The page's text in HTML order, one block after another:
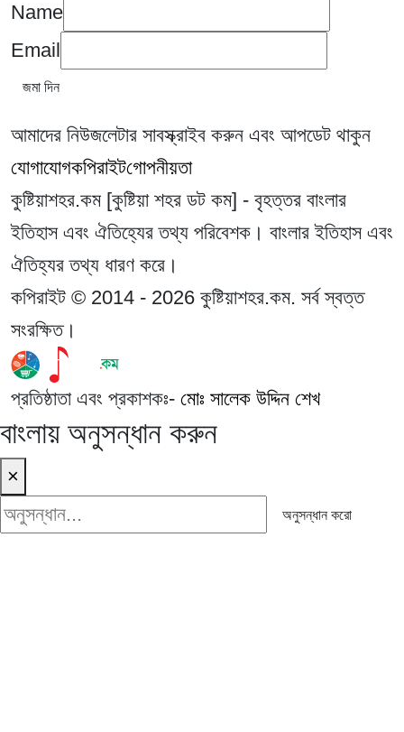
Name
Email
আমাদের নিউজলেটার সাবস্ক্রাইব করুন এবং আপডেট থাকুন
যোগাযোগকপিরাইটগোপনীয়তা
কুষ্টিয়াশহর.কম [কুষ্টিয়া শহর ডট কম] - বৃহত্তর বাংলার
ইতিহাস এবং ঐতিহ্যের তথ্য পরিবেশক। বাংলার ইতিহাস এবং
ঐতিহ্যর তথ্য ধারণ করে।
কপিরাইট © 2014 - 2026 কুষ্টিয়াশহর.কম. সর্ব স্বত্ত
সংরক্ষিত।
প্রতিষ্ঠাতা এবং প্রকাশকঃ- মোঃ সালেক উদ্দিন শেখ
বাংলায় অনুসন্ধান করুন
×
অনুসন্ধান করো
অনুসন্ধান করো